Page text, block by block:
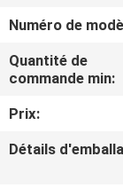
VISITE
D'USINE
CONTRÔLE
DE
Numéro de
Quantité de
commande min:
Prix:
Détails